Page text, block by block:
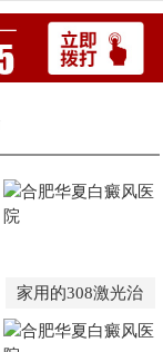
家用的308激光治